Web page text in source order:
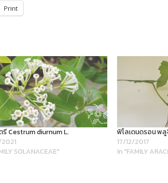
Print
รี Cestrum diurnum L.
SOLANACEAE"
ฟิโลเดนดรอน พ
17/12/2017
In "FAMILY